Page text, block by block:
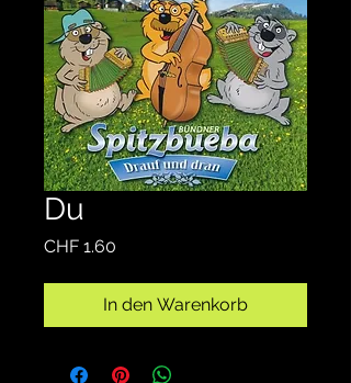
Du
CHF 1.60
In den Warenkorb